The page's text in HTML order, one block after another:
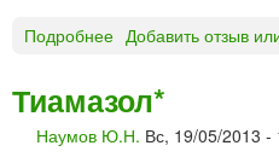
я
н
Подробнее
Д
Р
Добавить отзыв
Тиамазол*
Наумов Ю.Н. Вс, 19/05/2013 -